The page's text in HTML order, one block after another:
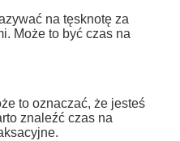
na tęsknotę za
Może to być czas na
to oznaczać, że jesteś
znaleźć czas na